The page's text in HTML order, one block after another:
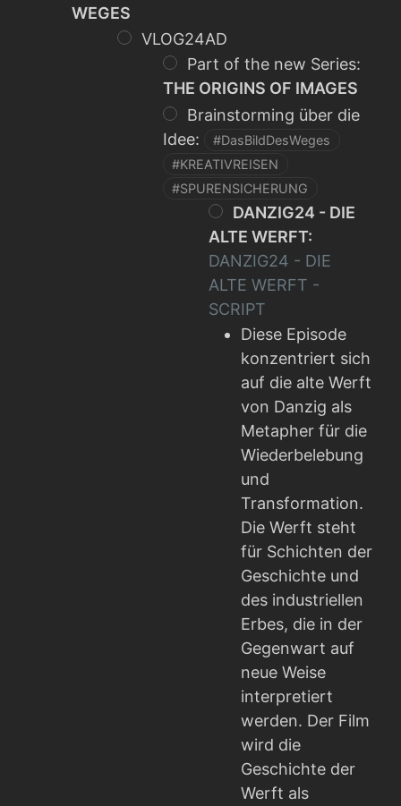
WEGES
VLOG24AD
Part of the new Series:
THE ORIGINS OF IMAGES
Brainstorming über die
Idee:
#DasBildDesWeges
#KREATIVREISEN
#SPURENSICHERUNG
DANZIG24 - DIE
ALTE WERFT:
DANZIG24 - DIE
ALTE WERFT -
SCRIPT
Diese Episode
konzentriert sich
auf die alte Werft
von Danzig als
Metapher für die
Wiederbelebung
und
Transformation.
Die Werft steht
für Schichten der
Geschichte und
des industriellen
Erbes, die in der
Gegenwart auf
neue Weise
interpretiert
werden. Der Film
wird die
Geschichte der
Werft als